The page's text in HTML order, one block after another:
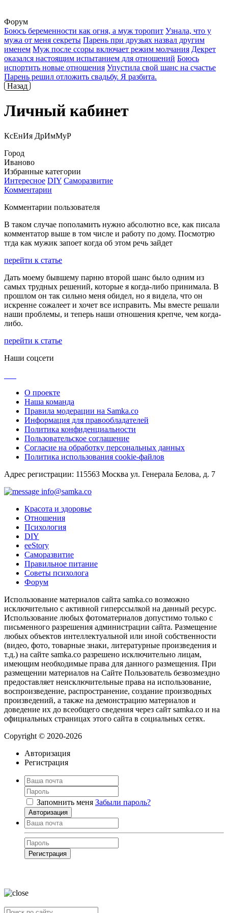
Форум
Боюсь беременности как огня, а муж торопит Узнала, что у
мужа от меня секреты Парень при друзьях назвал другим
именем Муж после ссоры включает режим молчания Декрет
оказался настоящим испытанием для отношений Боюсь
испортить новые отношения Упустила свой шанс на счастье
Парень решил отложить свадьбу. Я разбита.
Назад
Личный кабинет
КсЕнИя ДрИмМуР
Город
Иваново
Избранные категории
Интересное DIY Саморазвитие
Комментарии
Комментарии пользователя
В таком случае пополамить нужно абсолютно все, как писала
комментатор выше в том числе и работу по дому. Посмотрю
тгда как мужик запоет когда об этом речь зайдет
перейти к статье
Дать моему бывшему парню второй шанс было одним из
самых трудных решений, которые я когда-либо принимала. В
прошлом он так сильно меня обидел, но я видела, что он
искренне сожалеет и хочет все исправить. Мы вместе решали
наши проблемы, и теперь наши отношения крепче, чем когда-
либо.
перейти к статье
Наши соцсети
О проекте
Наша команда
Правила модерации на Samka.co
Информация для правообладателей
Политика конфиденциальности
Пользовательское соглашение
Согласие на обработку персональных данных
Политика использования cookie-файлов
Адрес регистрации: 115563 Москва ул. Генерала Белова, д. 7
info@samka.co
Красота и здоровье
Отношения
Психология
DIY
ееStory
Саморазвитие
Правильное питание
Советы психолога
Форум
Использование материалов сайта samka.co возможно
исключительно с активной гиперссылкой на данный ресурс.
Использование любых фотоматериалов допустимо только с
письменного разрешения администрации сайта. Размещение
любых объектов интеллектуальной или иной собственности
(видео, фото, товарные знаки, литературные произведения и
т.д.) на сайте samka.co разрешено исключительно лицам,
имеющим необходимые права для данного размещения. При
размещении материалов на Сайте Пользователь безвозмездно
предоставляет неисключительные права на использование,
воспроизведение, распространение, создание производных
произведений, а также на демонстрацию материалов и
доведение их до всеобщего сведения через сайт samka.co и на
официальных страницах этого сайта в социальных сетях.
Copyright © 2020-2026
Авторизация
Регистрация
Запомнить меня Забыли пароль?
Авторизация
Регистрация